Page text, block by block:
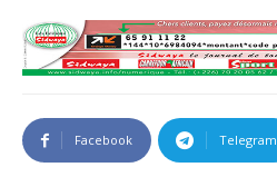
Facebook Telegram